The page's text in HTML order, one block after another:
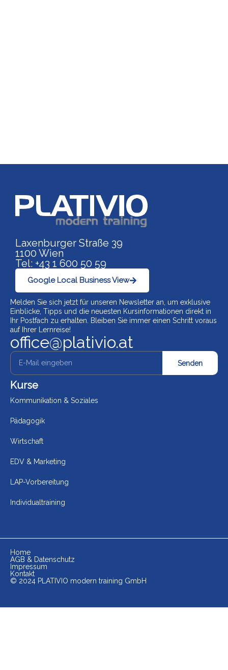
Link zu https://
Laxenburger Straße 39
1100 Wien
Tel: +43 1 600 50 59
Google Local Business View
Melden Sie sich jetzt für unseren Newsletter an, um exklusive
Einblicke, Tipps und die neuesten Kursinformationen direkt in
Ihr Postfach zu erhalten. Bleiben Sie immer einen Schritt voraus
auf Ihrer Lernreise!
office@plativio.at
Senden
Kurse
Kommunikation & Soziales
Pädagogik
Wirtschaft
EDV & Marketing
LAP-Vorbereitung
Individualtraining
Home
AGB & Datenschutz
Impressum
Kontakt
© 2024 PLATIVIO modern training GmbH